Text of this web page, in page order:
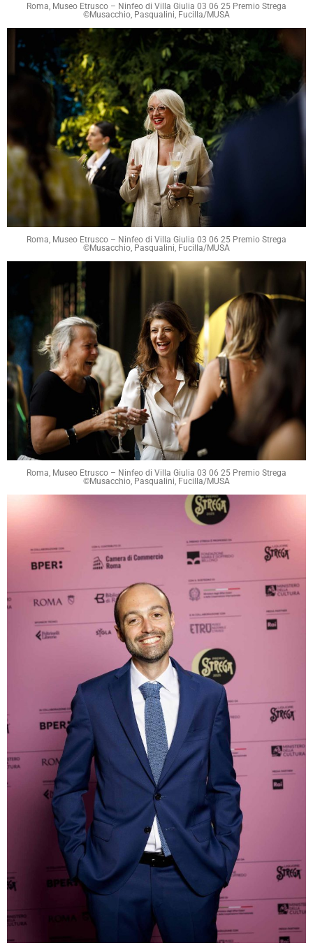
Roma, Museo Etrusco – Ninfeo di Villa Giulia 03 06 25 Premio Strega
©Musacchio, Pasqualini, Fucilla/MUSA
Roma, Museo Etrusco – Ninfeo di Villa Giulia 03 06 25 Premio Strega
©Musacchio, Pasqualini, Fucilla/MUSA
Roma, Museo Etrusco – Ninfeo di Villa Giulia 03 06 25 Premio Strega
©Musacchio, Pasqualini, Fucilla/MUSA